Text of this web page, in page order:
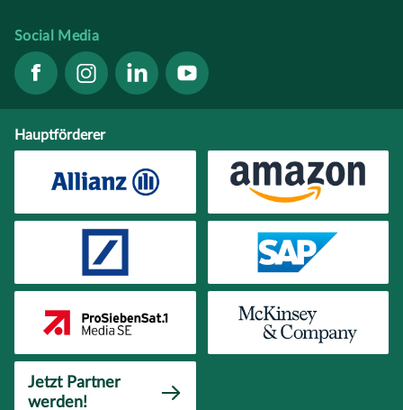
Social Media
Hauptförderer
Jetzt Partner
werden!